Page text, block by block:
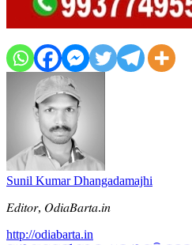
Sunil Kumar Dhangadamajhi
𝐸𝑑𝑖𝑡𝑜𝑟, 𝑂𝑑𝑖𝑎𝐵𝑎𝑟𝑡𝑎.𝑖𝑛
http://odiabarta.in